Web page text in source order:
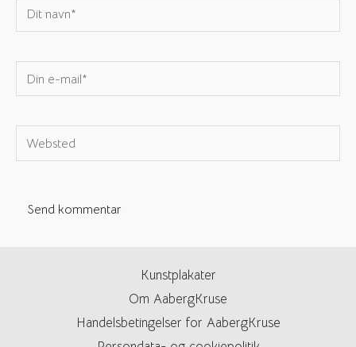
Dit
navn*
Din
e-
Websted
Kunstplakater
Om AabergKruse
Handelsbetingelser for AabergKruse